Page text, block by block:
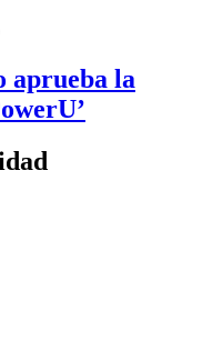
aprueba la